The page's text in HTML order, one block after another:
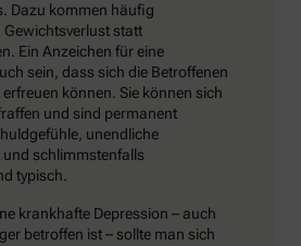
Dazu kommen häufig
statt
Ein Anzeichen für eine
sein, dass sich die Betroffenen
können. Sie können sich
und sind permanent
unendliche
schlimmstenfalls
typisch.
krankhafte Depression – auch
betroffen ist – sollte man sich